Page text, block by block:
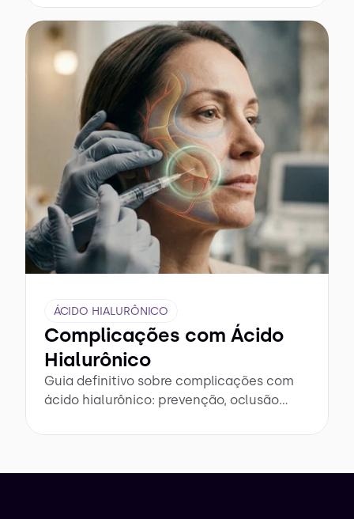
ÁCIDO HIALURÔNICO
Complicações com Ácido
Hialurônico
Guia definitivo sobre complicações com
ácido hialurônico: prevenção, oclusão
segurança máxima.